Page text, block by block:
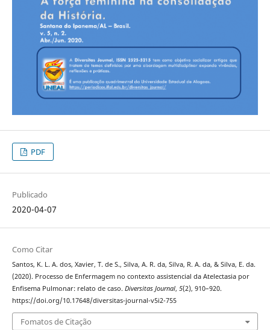
PDF
Publicado
2020-04-07
Como Citar
Santos, K. L. A. dos, Xavier, T. de S., Silva, A. R. da, Silva, R. A. da, & Silva, E. da.
(2020). Processo de Enfermagem no contexto assistencial da Atelectasia por
Enfisema Pulmonar: relato de caso. Diversitas Journal, 5(2), 910–920.
https://doi.org/10.17648/diversitas-journal-v5i2-755
Fomatos de Citação